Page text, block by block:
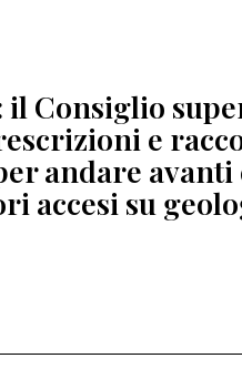
il Consiglio
e
andare avanti
accesi su